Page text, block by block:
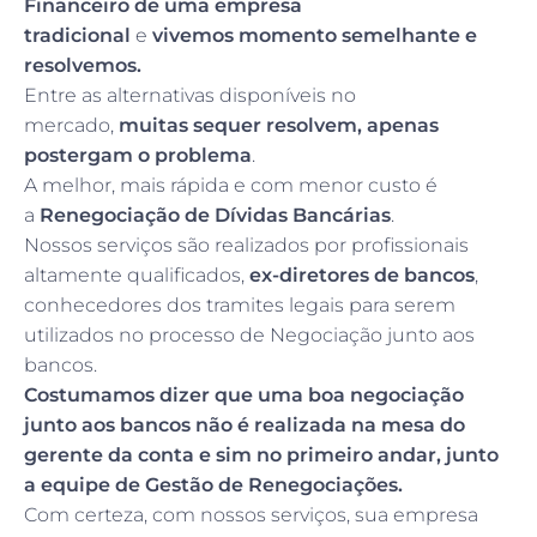
Financeiro de uma empresa
tradicional e vivemos momento semelhante e
resolvemos.
Entre as alternativas disponíveis no
mercado, muitas sequer resolvem, apenas
postergam o problema.
A melhor, mais rápida e com menor custo é
a Renegociação de Dívidas Bancárias.
Nossos serviços são realizados por profissionais
altamente qualificados, ex-diretores de bancos,
conhecedores dos tramites legais para serem
utilizados no processo de Negociação junto aos
bancos.
Costumamos dizer que uma boa negociação
junto aos bancos não é realizada na mesa do
gerente da conta e sim no primeiro andar, junto
a equipe de Gestão de Renegociações.
Com certeza, com nossos serviços, sua empresa